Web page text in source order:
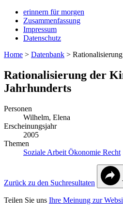
erinnern für morgen
Zusammenfassung
Impressum
Datenschutz
Home > Datenbank >
Rationalisierung der
Jahrhunderts
Personen
Wilhelm, Elena
Erscheinungsjahr
2005
Themen
Soziale Arbeit Ökonomie Recht
Zurück zu den Suchresultaten
Teilen Sie uns Ihre Meinung zur